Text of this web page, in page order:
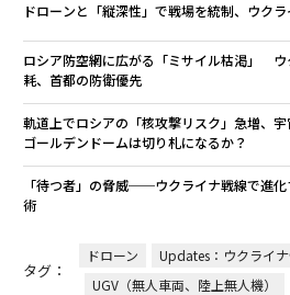
ドローンと「縦深性」で戦場を統制、ウク
ロシア防空網に広がる「ミサイル枯渇」 ウ
耗、首都の防衛優先
軌道上でロシアの「核攻撃リスク」急増、
ゴールデンドームは切り札になるか？
「待つ者」の脅威──ウクライナ戦線で進
術
タグ：
ドローン Updates：ウクライ
UGV（無人車両、陸上無人機）